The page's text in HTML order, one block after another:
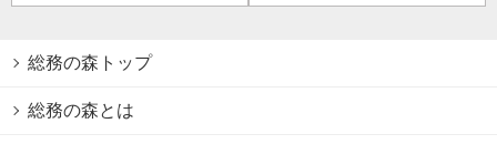
総務の森トップ
総務の森とは